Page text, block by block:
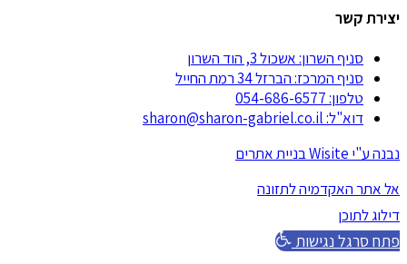
יצירת קשר
סניף השרון: אשכול 3, הוד השרון
סניף המרכז: הברזל 34 רמת החייל
טלפון: 054-686-6577
דוא"ל: sharon@sharon-gabriel.co.il
נבנה ע"י Wisite בניית אתרים
אל אתר האקדמיה לתזונה
דילוג לתוכן
פתח סרגל נגישות